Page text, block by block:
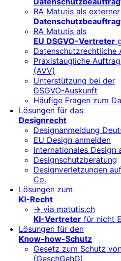
RA Matutis als externer
RA Matutis als
EU DSGVO-Vertreter
Datenschutzrechtliche
Praxistaugliche
(AVV)
Unterstützung bei der
DSGVO-Auskunft
Häufige Fragen zum
Lösungen für das
Designrecht
Designanmeldung
EU Design anmelden
Internationales Design
Designschutzberatung
Designverletzungen
Co.
Lösungen zum
KI-Recht
-> via matutis.ch
KI-Vertreter für nicht
Lösungen für den
Know-how-Schutz
Gesetz zum Schutz
(GeschGehG)